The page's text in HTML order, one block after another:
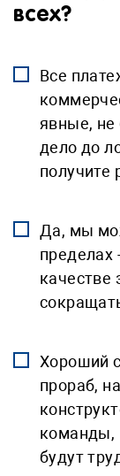
всех?
Все
явные,
дело до
получите
Да, мы
пределах
качестве
Хороший
прораб,
команды,
будут